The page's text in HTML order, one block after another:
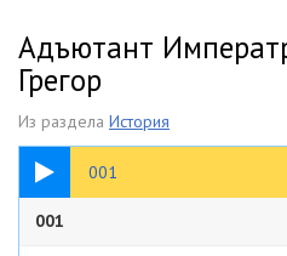
Адъютант
Грегор
Из раздела История
001
29:09
001